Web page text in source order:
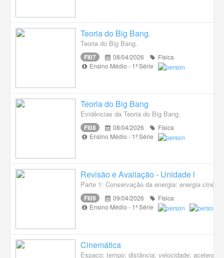
Teoria do Big Bang.
Teoria do Big Bang.
FI07 08/04/2026
Física
Ensino Médio - 1ª Série
Teoria do Big Bang
Evidências da Teoria do Big Bang.
FI08 08/04/2026
Física
Ensino Médio - 1ª Série
Revisão e Avaliação - Unidade l
Parte 1: Conservação da energia: energia
FI09 09/04/2026
Física
Ensino Médio - 1ª Série
Cinemática
Espaço; tempo; distância; velocidade;